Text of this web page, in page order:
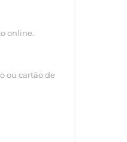
online.
ou cartão de